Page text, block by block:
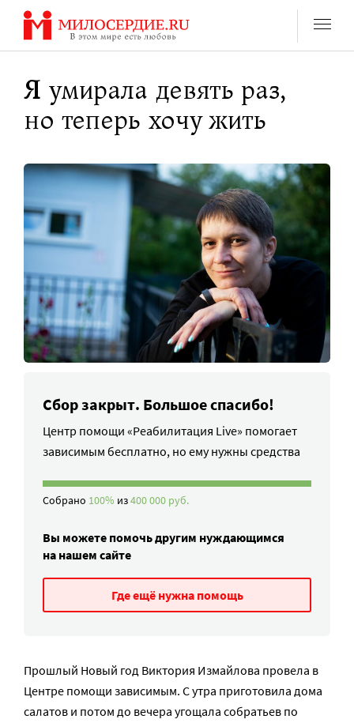
Перейти
содержанию
Я умирала девять раз,
но теперь хочу жить
Сбор закрыт. Большое спасибо!
Центр помощи «Реабилитация Live» помогает
зависимым бесплатно, но ему нужны средства
Собрано 100% из400 000 руб.
Вы можете помочь другим нуждающимся
на нашем сайте
Где ещё нужна помощь
Прошлый Новый год Виктория Измайлова провела в
Центре помощи зависимым. С утра приготовила дома
салатов и потом до вечера угощала собратьев по